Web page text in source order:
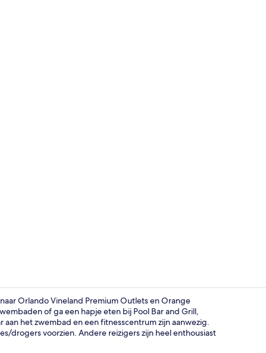
Poolbar
Orlando Vineland Premium Outlets en Orange
of ga een hapje eten bij Pool Bar and Grill,
het zwembad en een fitnesscentrum zijn aanwezig.
drogers voorzien. Andere reizigers zijn heel enthousiast